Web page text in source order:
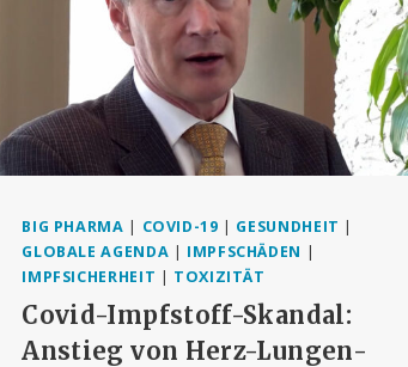
BIG PHARMA | COVID-19 | GESUNDHEIT |
GLOBALE AGENDA | IMPFSCHÄDEN |
IMPFSICHERHEIT | TOXIZITÄT
Covid-Impfstoff-Skandal:
Anstieg von Herz-Lungen-